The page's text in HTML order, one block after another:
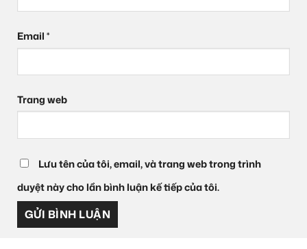
Email*
Trang web
Lưu tên của tôi, email, và trang web trong trình
duyệt này cho lần bình luận kế tiếp của tôi.